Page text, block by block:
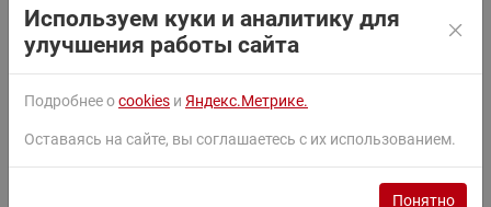
SM090-6VM SM090-6VM Спиральный компрессор
Используем куки и аналитику для
улучшения работы сайта
Подробнее оcookies и Яндекс.Метрике.
Оставаясь на сайте, вы соглашаетесь с их использованием.
Понятно